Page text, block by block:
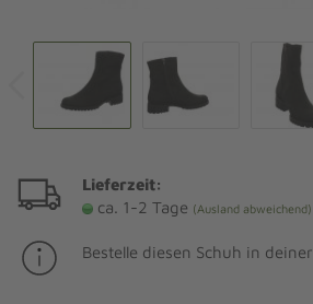
Lieferzeit:
ca. 1-2 Tage (Ausland abweichend)
Bestelle diesen Schuh in deiner